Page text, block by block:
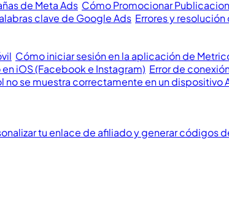
de Meta Ads Cómo Promocionar
clave de Google Ads Errores y
Cómo iniciar sesión en la aplicación de
iOS (Facebook e Instagram) Error de
no se muestra correctamente en un dispositivo
tu enlace de afiliado y generar códigos